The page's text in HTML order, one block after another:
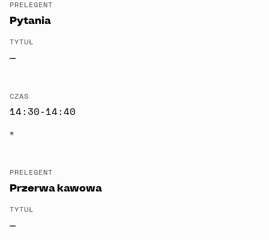
PRELEGENT
Pytania
TYTUŁ
—
CZAS
14:30-14:40
#
PRELEGENT
Przerwa kawowa
TYTUŁ
—